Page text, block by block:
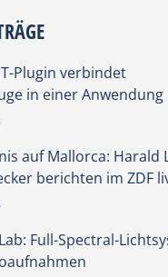
Plugin verbindet
in einer Anwendung
auf Mallorca: Harald
berichten im ZDF
Full-Spectral-